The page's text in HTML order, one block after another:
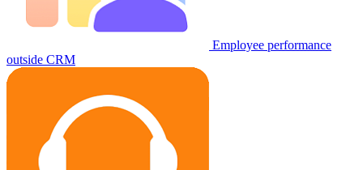
Employee performance
outside CRM